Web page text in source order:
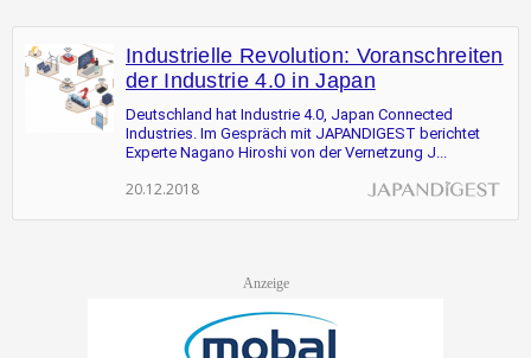
Industrielle Revolution: Voranschreiten
der Industrie 4.0 in Japan
Deutschland hat Industrie 4.0, Japan Connected
Industries. Im Gespräch mit JAPANDIGEST berichtet
Experte Nagano Hiroshi von der Vernetzung J...
20.12.2018